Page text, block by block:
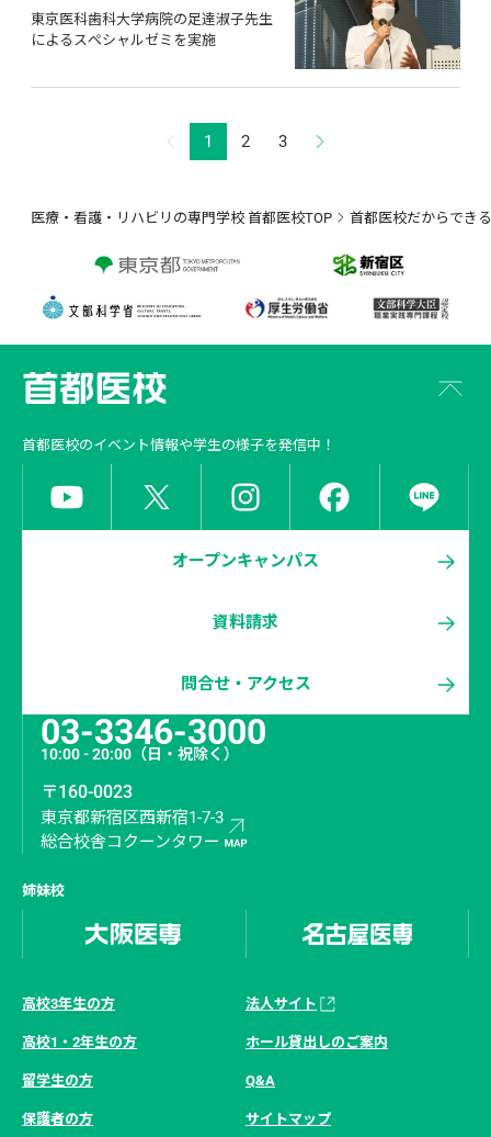
東京医科歯科大学病院の足達淑子先生
によるスペシャルゼミを実施
1 2 3
医療・看護・リハビリの専門学校 首都医校TOP 首都医校だからでき
首都医校のイベント情報や学生の様子を発信中！
オープンキャンパス
資料請求
問合せ・アクセス
03-3346-3000
10:00 - 20:00 （日・祝除く）
〒160-0023
東京都新宿区西新宿1-7-3
総合校舎コクーンタワー
姉妹校
高校3年生の方
高校1・2年生の方
留学生の方
保護者の方
法人サイト
ホール貸出しのご案内
Q&A
サイトマップ